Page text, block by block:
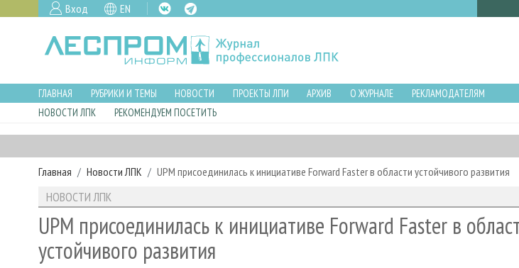
Вход EN
ГЛАВНАЯ РУБРИКИ И ТЕМЫ НОВОСТИ ПРОЕКТЫ ЛПИ АРХИВ О ЖУРНАЛЕ
РЕКЛАМОДАТЕЛЯМ
НОВОСТИ ЛПК
РЕКОМЕНДУЕМ ПОСЕТИТЬ
Главная Новости ЛПК UPM присоединилась к инициативе Forward Faster в области устойчивого развития
НОВОСТИ ЛПК
UPM присоединилась к инициативе Forward Faster в
устойчивого развития